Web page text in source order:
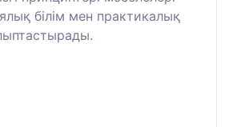
білім мен практикалық